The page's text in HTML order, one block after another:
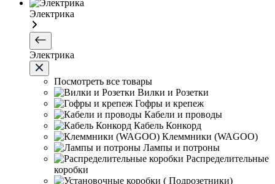
Электрика
Электрика
Посмотреть все товары
Вилки и Розетки
Гофры и крепеж
Кабели и проводы
Кабель Конкорд
Клеммники (WAGOО)
Лампы и потроны
Распределительные
коробки